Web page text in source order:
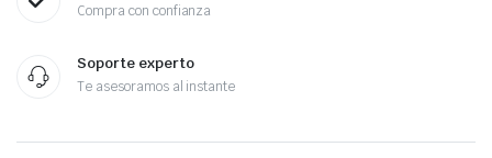
Compra con confianza
Soporte experto
Te asesoramos al instante